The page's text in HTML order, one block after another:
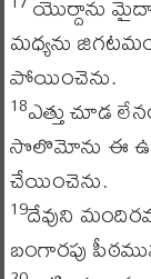
మధ్యను
పోయించెను.
18ఎత్తు చూడ
సొలొమోను ఈ
చేయించెను.
19దేవుని
బంగారపు